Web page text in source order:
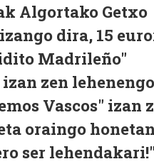
Algortako Getxo
dira, 15
Madrileño"
zen
Vascos" izan
oraingo
ser lehendakari!"